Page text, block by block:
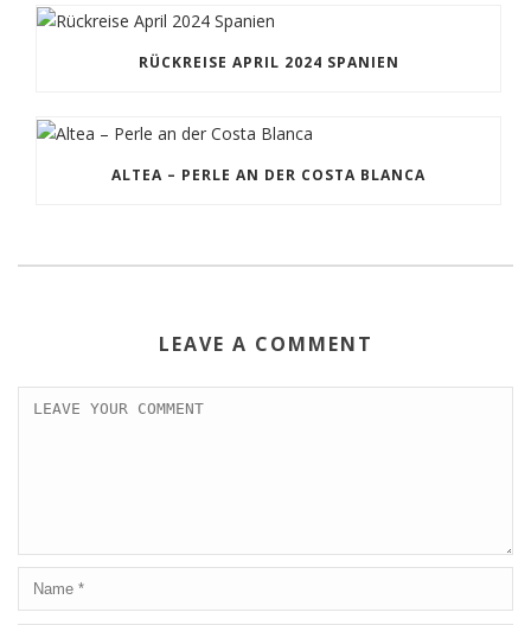
RÜCKREISE APRIL 2024 SPANIEN
ALTEA – PERLE AN DER COSTA BLANCA
LEAVE A COMMENT